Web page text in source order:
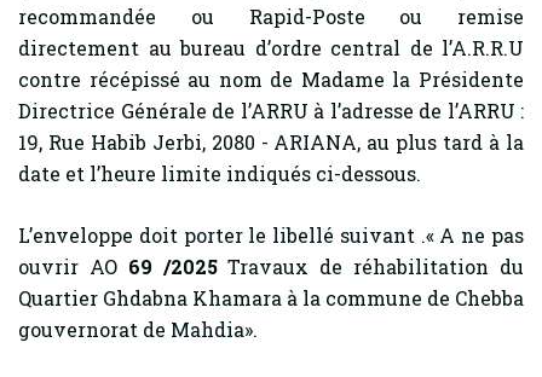
recommandée ou Rapid-Poste ou remise
directement au bureau d’ordre central de l’A.R.R.U
contre récépissé au nom de Madame la Présidente
Directrice Générale de l’ARRU à l’adresse de l’ARRU :
19, Rue Habib Jerbi, 2080 - ARIANA, au plus tard à la
date et l’heure limite indiqués ci-dessous.
L’enveloppe doit porter le libellé suivant .« A ne pas
ouvrir AO 69 /2025Travaux de réhabilitation du
Quartier Ghdabna Khamara à la commune de Chebba
gouvernorat de Mahdia».